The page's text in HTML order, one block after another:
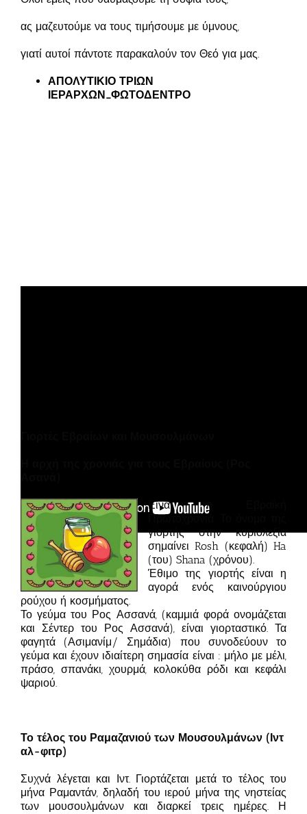
ας μαζευτούμε να τους τιμήσουμε με ύμνους,
γιατί αυτοί πάντοτε παρακαλούν τον Θεό για μας.
ΑΠΟΛΥΤΙΚΙΟ ΤΡΙΩΝ
ΙΕΡΑΡΧΩΝ_ΦΩΤΟΔΕΝΤΡΟ
Είναι η Εβραϊκή
Πρωτοχρονιά. Το όνομα της
γιορτής στην κυριολεξία
σημαίνει Rosh (κεφαλή) Ha
(του) Shana (χρόνου).
Έθιμο της γιορτής είναι η
αγορά ενός καινούργιου
ρούχου ή κοσμήματος.
Το γεύμα του Ρος Ασσανά, (καμμιά φορά ονομάζεται
και Σέντερ του Ρος Ασσανά), είναι γιορταστικό. Τα
φαγητά (Ασιμανίμ/ Σημάδια) που συνοδεύουν το
γεύμα και έχουν ιδιαίτερη σημασία είναι : μήλο με μέλι,
πράσο, σπανάκι, χουρμά, κολοκύθα ρόδι και κεφάλι
ψαριού.
Το τέλος του Ραμαζανιού των Μουσουλμάνων (Ιντ
αλ-φιτρ)
Συχνά λέγεται και Ιντ. Γιορτάζεται μετά το τέλος του
μήνα Ραμαντάν, δηλαδή του ιερού μήνα της νηστείας
των μουσουλμάνων και διαρκεί τρεις ημέρες. Η